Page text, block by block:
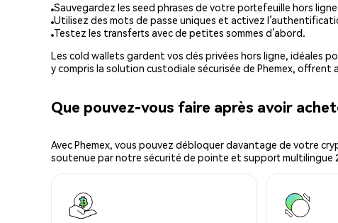
Sauvegardez les seed phrases de votre portefeuille hors
Utilisez des mots de passe uniques et activez
Testez les transferts avec de petites sommes d’abord.
Les cold wallets gardent vos clés privées hors ligne, idéales
y compris la solution custodiale sécurisée de Phemex,
Que pouvez-vous faire après avoir
Avec Phemex, vous pouvez débloquer davantage de votre
soutenue par notre sécurité de pointe et support multilingue